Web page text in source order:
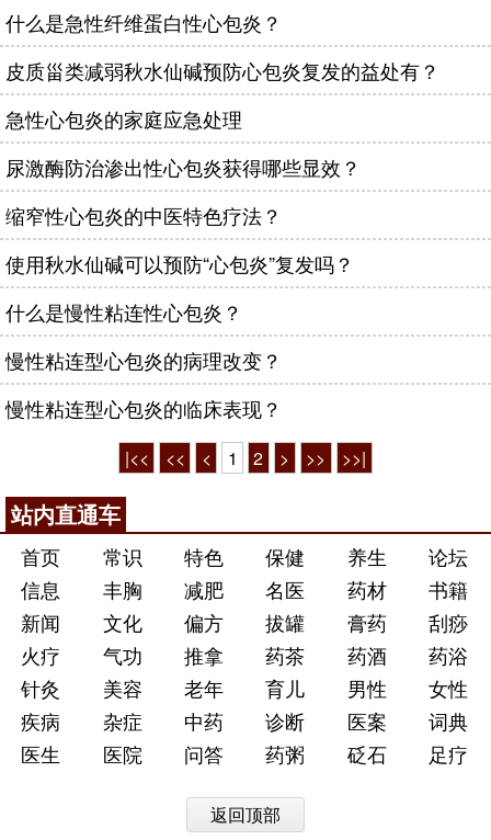
什么是急性纤维蛋白性心包炎？
皮质甾类减弱秋水仙碱预防心包炎复发的益处有？
急性心包炎的家庭应急处理
尿激酶防治渗出性心包炎获得哪些显效？
缩窄性心包炎的中医特色疗法？
使用秋水仙碱可以预防“心包炎”复发吗？
什么是慢性粘连性心包炎？
慢性粘连型心包炎的病理改变？
慢性粘连型心包炎的临床表现？
|<< << < 1 2 > >> >>|
站内直通车
首页 常识 特色 保健 养生
论坛
信息
丰胸 减肥 名医 药材
书籍
新闻
文化 偏方 拔罐 膏药
刮痧
火疗
气功 推拿 药茶 药酒
药浴
针灸
美容 老年 育儿 男性
女性
疾病
杂症 中药 诊断 医案
词典
医生
医院 问答 药粥 砭石 足疗
返回顶部